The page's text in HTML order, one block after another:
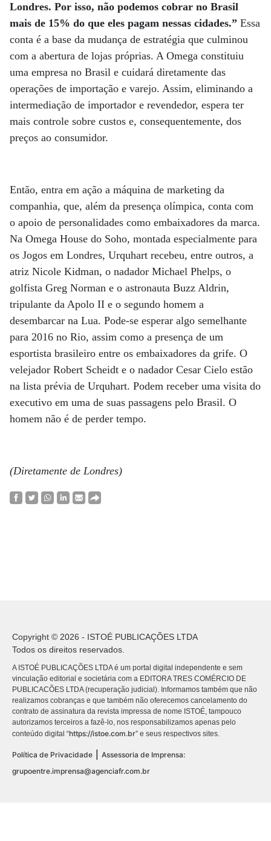
Londres. Por isso, não podemos cobrar no Brasil
mais de 15% do que eles pagam nessas cidades.” Essa
conta é a base da mudança de estratégia que culminou
com a abertura de lojas próprias. A Omega constituiu
uma empresa no Brasil e cuidará diretamente das
operações de importação e varejo. Assim, eliminando a
intermediação de importador e revendedor, espera ter
mais controle sobre custos e, consequentemente, dos
preços ao consumidor.
Então, entra em ação a máquina de marketing da
companhia, que, além da presença olímpica, conta com
o apoio de personalidades como embaixadores da marca.
Na Omega House do Soho, montada especialmente para
os Jogos em Londres, Urquhart recebeu, entre outros, a
atriz Nicole Kidman, o nadador Michael Phelps, o
golfista Greg Norman e o astronauta Buzz Aldrin,
tripulante da Apolo II e o segundo homem a
desembarcar na Lua. Pode-se esperar algo semelhante
para 2016 no Rio, assim como a presença de um
esportista brasileiro entre os embaixadores da grife. O
velejador Robert Scheidt e o nadador Cesar Cielo estão
na lista prévia de Urquhart. Podem receber uma visita do
executivo em uma de suas passagens pelo Brasil. O
homem não é de perder tempo.
(Diretamente de Londres)
Copyright © 2026 - ISTOÉ PUBLICAÇÕES LTDA
Todos os direitos reservados.
A ISTOÉ PUBLICAÇÕES LTDA é um portal digital independente e sem
vinculação editorial e societária com a EDITORA TRES COMÉRCIO DE
PUBLICACÕES LTDA (recuperação judicial). Informamos também que não
realizamos cobranças e que também não oferecemos cancelamento do
contrato de assinatura da revista impressa de nome ISTOÉ, tampouco
autorizamos terceiros a fazê-lo, nos responsabilizamos apenas pelo
conteúdo digital “https://istoe.com.br” e seus respectivos sites.
Política de Privacidade
Assessoria de Imprensa:
grupoentre.imprensa@agenciafr.com.br